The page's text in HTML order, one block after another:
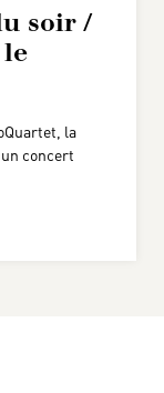
soir /
la
concert